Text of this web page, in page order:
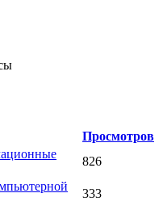
Просмотров
826
333